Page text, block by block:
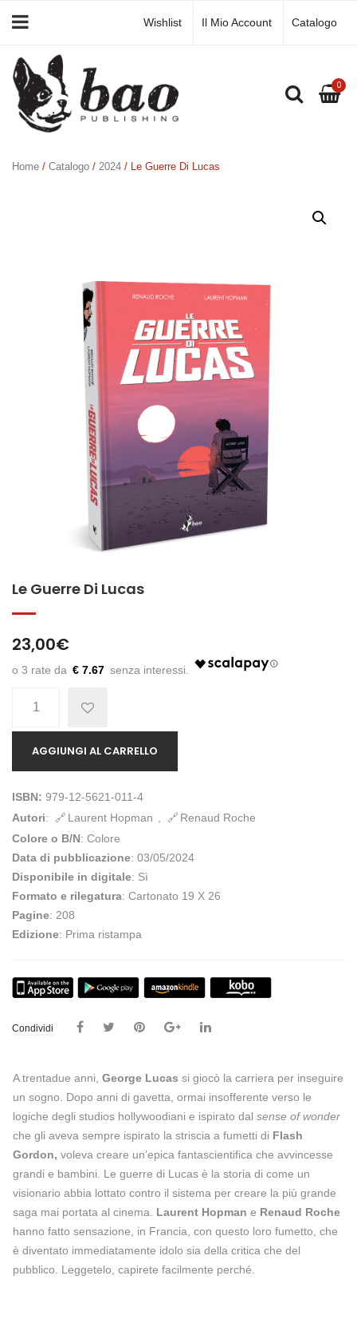
Wishlist Il Mio Account Catalogo
0
Home / Catalogo / 2024 / Le Guerre Di Lucas
Le Guerre Di Lucas
23,00€
€ 7.67
AGGIUNGI AL CARRELLO
ISBN: 979-12-5621-011-4
Autori: Laurent Hopman ,
Renaud Roche
Colore o B/N: Colore
Data di pubblicazione: 03/05/2024
Disponibile in digitale: Sì
Formato e rilegatura: Cartonato 19 X 26
Pagine: 208
Edizione: Prima ristampa
Condividi
A trentadue anni, George Lucas si giocò la carriera per inseguire
un sogno. Dopo anni di gavetta, ormai insofferente verso le
logiche degli studios hollywoodiani e ispirato dal sense of wonder
che gli aveva sempre ispirato la striscia a fumetti di Flash
Gordon, voleva creare un’epica fantascientifica che avvincesse
grandi e bambini. Le guerre di Lucas è la storia di come un
visionario abbia lottato contro il sistema per creare la più grande
saga mai portata al cinema. Laurent Hopman e Renaud Roche
hanno fatto sensazione, in Francia, con questo loro fumetto, che
è diventato immediatamente idolo sia della critica che del
pubblico. Leggetelo, capirete facilmente perché.